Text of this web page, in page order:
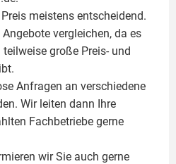
meistens entscheidend.
vergleichen, da es
große Preis- und
Anfragen an verschiedene
Wir leiten dann Ihre
Fachbetriebe gerne
wir Sie auch gerne